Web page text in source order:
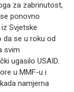
za zabrinutost,
ponovno
Svjetske
da se u roku od
svim
ugasilo USAID.
u MMF-u i
namjerna